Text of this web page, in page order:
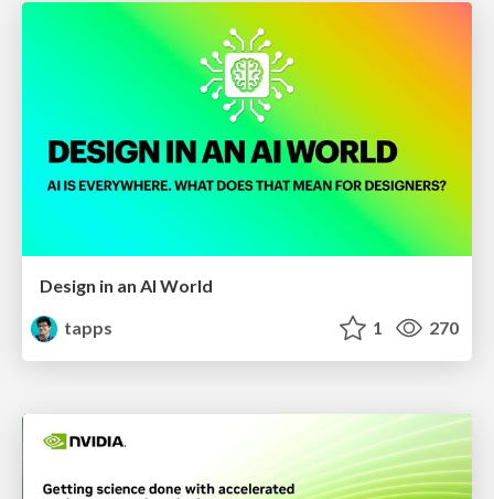
Design in an AI World
tapps
1 270